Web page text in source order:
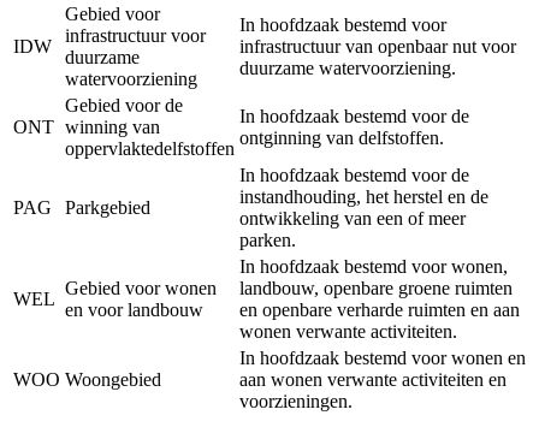
IDW
Gebied voor
infrastructuur voor
duurzame
watervoorziening
In hoofdzaak bestemd voor
infrastructuur van openbaar nut voor
duurzame watervoorziening.
ONT
Gebied voor de
winning van
oppervlaktedelfstoffen
In hoofdzaak bestemd voor de
ontginning van delfstoffen.
PAG Parkgebied
In hoofdzaak bestemd voor de
instandhouding, het herstel en de
ontwikkeling van een of meer
parken.
WEL
Gebied voor wonen
en voor landbouw
In hoofdzaak bestemd voor wonen,
landbouw, openbare groene ruimten
en openbare verharde ruimten en aan
wonen verwante activiteiten.
WOO Woongebied
In hoofdzaak bestemd voor wonen en
aan wonen verwante activiteiten en
voorzieningen.